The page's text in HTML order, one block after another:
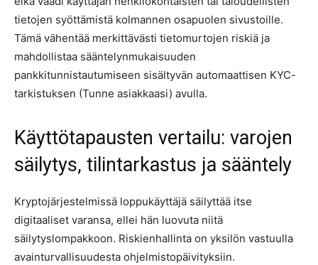
tietojen syöttämistä kolmannen osapuolen sivustoille.
Tämä vähentää merkittävästi tietomurtojen riskiä ja
mahdollistaa sääntelynmukaisuuden
pankkitunnistautumiseen sisältyvän automaattisen KYC-
tarkistuksen (Tunne asiakkaasi) avulla.
Käyttötapausten vertailu: varojen
säilytys, tilintarkastus ja sääntely
Kryptojärjestelmissä loppukäyttäjä säilyttää itse
digitaaliset varansa, ellei hän luovuta niitä
säilytyslompakkoon. Riskienhallinta on yksilön vastuulla
avainturvallisuudesta ohjelmistopäivityksiin.